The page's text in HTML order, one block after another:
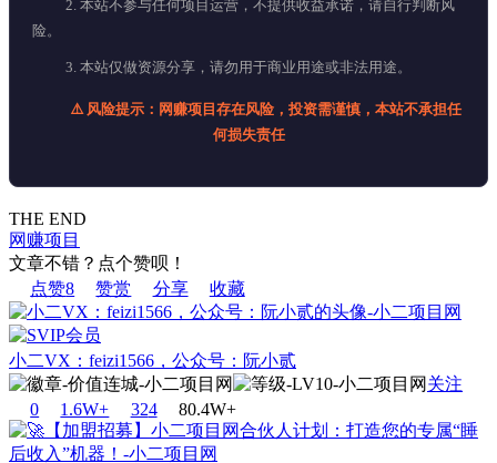
2. 本站不参与任何项目运营，不提供收益承诺，请自行判断风
险。
3. 本站仅做资源分享，请勿用于商业用途或非法用途。
⚠️ 风险提示：网赚项目存在风险，投资需谨慎，本站不承担任
何损失责任
THE END
网赚项目
文章不错？点个赞呗！
点赞8 赞赏 分享 收藏
小二VX：feizi1566，公众号：阮小贰
关注
0
1.6W+ 324 80.4W+